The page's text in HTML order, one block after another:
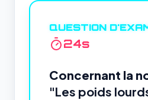
QUESTION
24s
Concernant la
"Les poids